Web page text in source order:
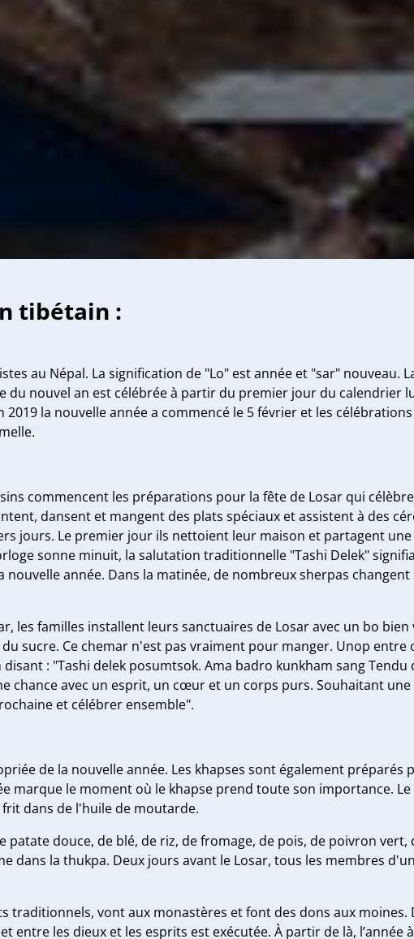
tibétain :
au Népal. La signification de "Lo" est année et "sar" nouveau.
nouvel an est célébrée à partir du premier jour du calendrier
la nouvelle année a commencé le 5 février et les
commencent les préparations pour la fête de Losar qui
dansent et mangent des plats spéciaux et assistent à des
jours. Le premier jour ils nettoient leur maison et partagent
sonne minuit, la salutation traditionnelle "Tashi Delek"
année. Dans la matinée, de nombreux sherpas
les familles installent leurs sanctuaires de Losar avec un bo
sucre. Ce chemar n'est pas vraiment pour manger. Unop entre
: "Tashi delek posumtsok. Ama badro kunkham sang Tendu
chance avec un esprit, un cœur et un corps purs. Souhaitant
et célébrer ensemble".
de la nouvelle année. Les khapses sont également
marque le moment où le khapse prend toute son importance.
dans de l'huile de moutarde.
douce, de blé, de riz, de fromage, de pois, de poivron
dans la thukpa. Deux jours avant le Losar, tous les membres
traditionnels, vont aux monastères et font des dons aux moines.
les dieux et les esprits est exécutée. À partir de là, l’année